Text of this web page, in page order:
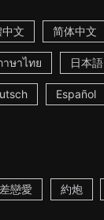
文 简体中文
าษาไทย 日本語
Español
戀愛 約炮